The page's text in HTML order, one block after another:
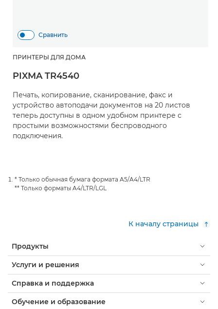
Сравнить
ПРИНТЕРЫ ДЛЯ ДОМА
PIXMA TR4540
Печать, копирование, сканирование, факс и
устройство автоподачи документов на 20 листов
теперь доступны в одном удобном принтере с
простыми возможностями беспроводного
подключения.
* Только обычная бумага формата A5/A4/LTR
** Только форматы A4/LTR/LGL
К началу страницы
Продукты
Услуги и решения
Справка и поддержка
Обучение и образование